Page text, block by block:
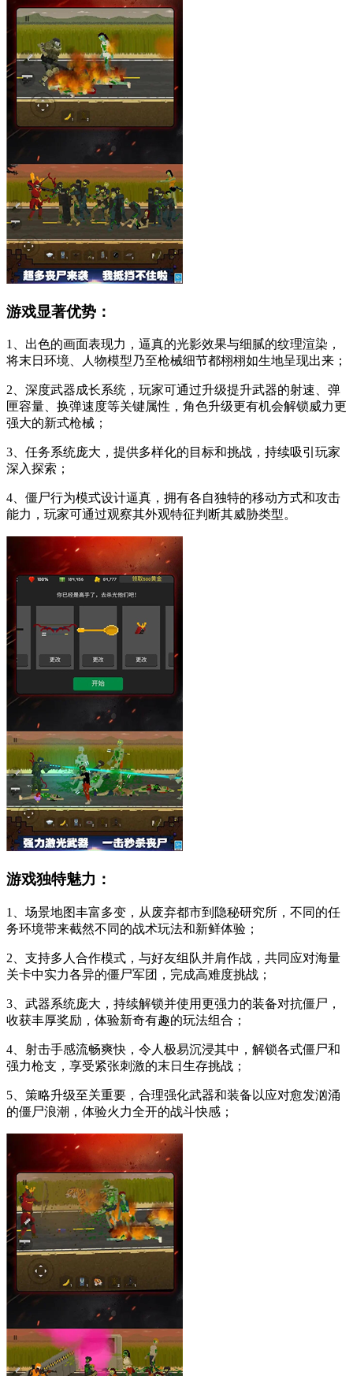
游戏显著优势：
1、出色的画面表现力，逼真的光影效果与细腻的纹理渲染，
将末日环境、人物模型乃至枪械细节都栩栩如生地呈现出来；
2、深度武器成长系统，玩家可通过升级提升武器的射速、弹
匣容量、换弹速度等关键属性，角色升级更有机会解锁威力更
强大的新式枪械；
3、任务系统庞大，提供多样化的目标和挑战，持续吸引玩家
深入探索；
4、僵尸行为模式设计逼真，拥有各自独特的移动方式和攻击
能力，玩家可通过观察其外观特征判断其威胁类型。
游戏独特魅力：
1、场景地图丰富多变，从废弃都市到隐秘研究所，不同的任
务环境带来截然不同的战术玩法和新鲜体验；
2、支持多人合作模式，与好友组队并肩作战，共同应对海量
关卡中实力各异的僵尸军团，完成高难度挑战；
3、武器系统庞大，持续解锁并使用更强力的装备对抗僵尸，
收获丰厚奖励，体验新奇有趣的玩法组合；
4、射击手感流畅爽快，令人极易沉浸其中，解锁各式僵尸和
强力枪支，享受紧张刺激的末日生存挑战；
5、策略升级至关重要，合理强化武器和装备以应对愈发汹涌
的僵尸浪潮，体验火力全开的战斗快感；